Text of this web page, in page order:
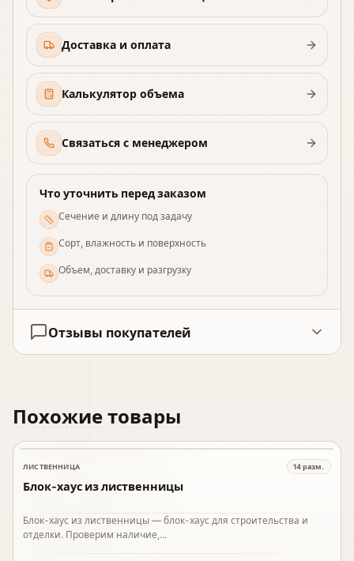
Доставка и оплата
Калькулятор объема
Связаться с менеджером
Что уточнить перед заказом
Сечение и длину под задачу
Сорт, влажность и поверхность
Объем, доставку и разгрузку
Отзывы покупателей
Похожие товары
В наличии
ЛИСТВЕННИЦА 14разм.
Блок-хаус из лиственницы
Блок-хаус из лиственницы — блок-хаус для строительства и
отделки. Проверим наличие,...